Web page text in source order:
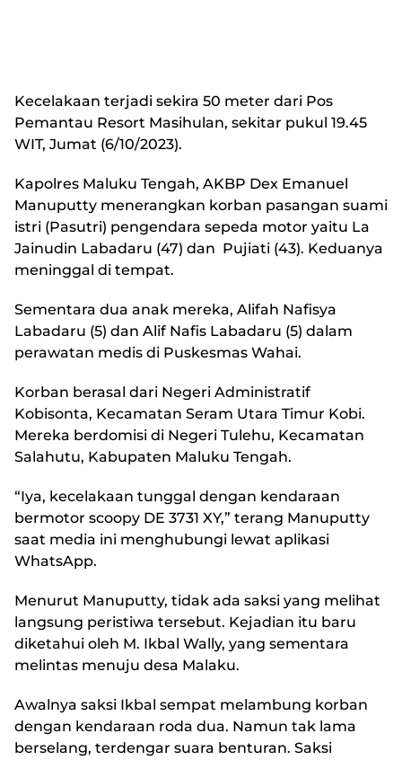
Kecelakaan terjadi sekira 50 meter dari Pos
Pemantau Resort Masihulan, sekitar pukul 19.45
WIT, Jumat (6/10/2023).
Kapolres Maluku Tengah, AKBP Dex Emanuel
Manuputty menerangkan korban pasangan suami
istri (Pasutri) pengendara sepeda motor yaitu La
Jainudin Labadaru (47) dan Pujiati (43). Keduanya
meninggal di tempat.
Sementara dua anak mereka, Alifah Nafisya
Labadaru (5) dan Alif Nafis Labadaru (5) dalam
perawatan medis di Puskesmas Wahai.
Korban berasal dari Negeri Administratif
Kobisonta, Kecamatan Seram Utara Timur Kobi.
Mereka berdomisi di Negeri Tulehu, Kecamatan
Salahutu, Kabupaten Maluku Tengah.
“Iya, kecelakaan tunggal dengan kendaraan
bermotor scoopy DE 3731 XY,” terang Manuputty
saat media ini menghubungi lewat aplikasi
WhatsApp.
Menurut Manuputty, tidak ada saksi yang melihat
langsung peristiwa tersebut. Kejadian itu baru
diketahui oleh M. Ikbal Wally, yang sementara
melintas menuju desa Malaku.
Awalnya saksi Ikbal sempat melambung korban
dengan kendaraan roda dua. Namun tak lama
berselang, terdengar suara benturan. Saksi